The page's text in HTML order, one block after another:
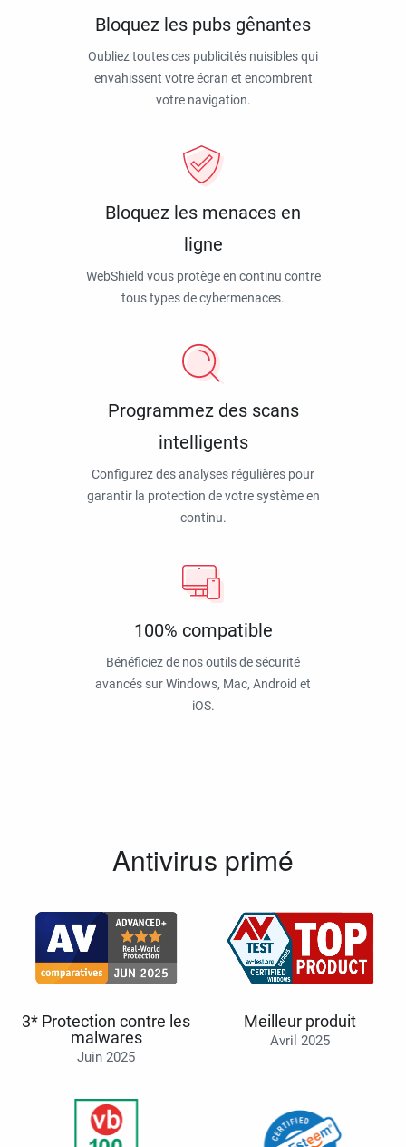
Bloquez les pubs gênantes
Oubliez toutes ces publicités nuisibles qui
envahissent votre écran et encombrent
votre navigation.
Bloquez les menaces en
ligne
WebShield vous protège en continu contre
tous types de cybermenaces.
Programmez des scans
intelligents
Configurez des analyses régulières pour
garantir la protection de votre système en
continu.
100% compatible
Bénéficiez de nos outils de sécurité
avancés sur Windows, Mac, Android et
iOS.
Antivirus primé
3* Protection contre les
malwares
Juin 2025
Meilleur produit
Avril 2025